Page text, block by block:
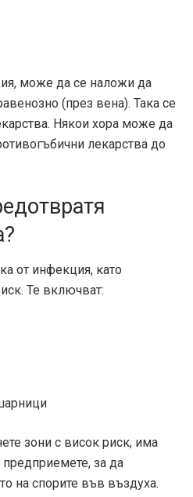
може да се наложи да
(през вена). Така се
Някои хора може да
лекарства до
от инфекция, като
Те включват:
зони с висок риск, има
за да
на спорите във въздуха.